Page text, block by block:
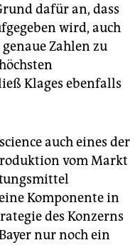
dafür an, dass
wird, auch
Zahlen zu
Klages ebenfalls
auch eines der
vom Markt
Komponente in
des Konzerns
nur noch ein